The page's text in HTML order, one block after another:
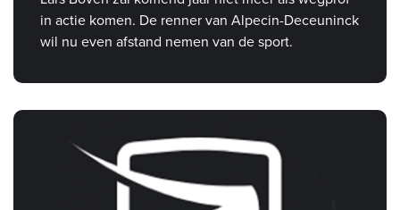
in actie komen. De renner van Alpecin-Deceuninck
wil nu even afstand nemen van de sport.